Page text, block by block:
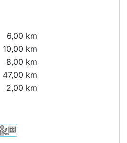
6,00 km
10,00 km
8,00 km
47,00 km
2,00 km